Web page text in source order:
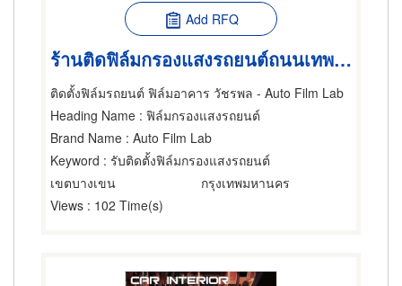
Add RFQ
ร้านติดฟิล์มกรองแสงรถยนต์ถนนเทพรักษ์
ติดตั้งฟิล์มรถยนต์ ฟิล์มอาคาร วัชรพล - Auto Film Lab
Heading Name : ฟิล์มกรองแสงรถยนต์
Brand Name : Auto Film Lab
Keyword : รับติดตั้งฟิล์มกรองแสงรถยนต์
เขตบางเขน
กรุงเทพมหานคร
Views : 102 Time(s)